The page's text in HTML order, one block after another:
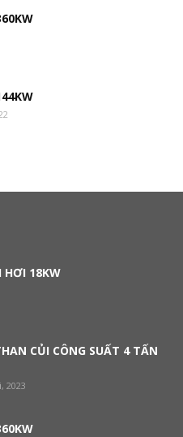
HƠI 18KW
CỦI CÔNG SUẤT 4 TẤN
2023